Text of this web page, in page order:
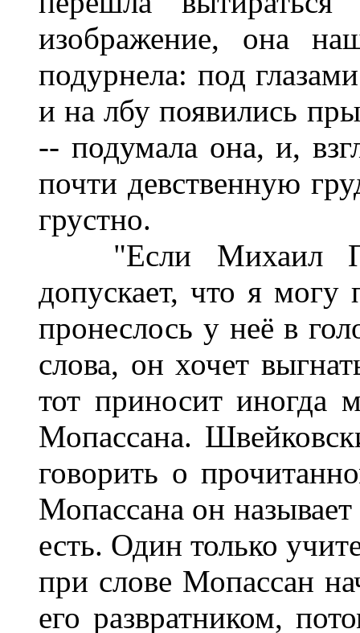
изображение, она
подурнела: под
и на лбу появились
-- подумала она, и,
почти девственную
грустно.
"Если Михаил
допускает, что я могу
пронеслось у неё в
слова, он хочет
тот приносит иногда
Мопассана.
говорить о
Мопассана он
есть. Один только
при слове Мопассан
его развратником,